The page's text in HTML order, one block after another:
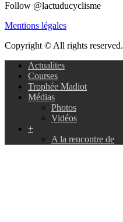
Follow @lactuducyclisme
Mentions légales
Copyright © All rights reserved.
Actualites
Courses
Trophée Madiot
Médias
Photos
Vidéos
+
A la rencontre de